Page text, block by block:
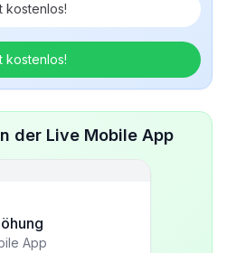
kostenlos!
kostenlos!
der Live Mobile App
App